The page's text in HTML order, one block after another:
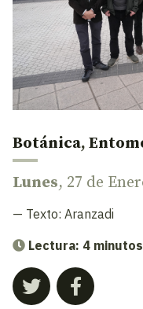
Botánica,
Lunes, 27 de
— Texto: Aranzadi
Lectura: 4 minutos